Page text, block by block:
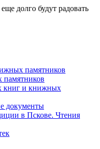
долго будут радовать
памятников
памятников
книг и книжных
документы
в Пскове. Чтения